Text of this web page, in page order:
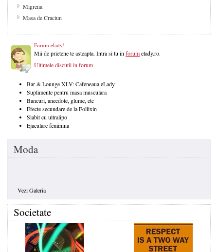
Migrena
Masa de Craciun
Forum elady!
Mii de prietene te asteapta. Intra si tu inforumelady.ro.
Ultimele discutii in forum
Bar & Lounge XLV: Cafeneaua eLady
Suplimente pentru masa musculara
Bancuri, anecdote, glume, etc
Efecte secundare de la Follixin
Slabit cu ultralipo
Ejaculare feminina
Moda
Vezi Galeria
Societate